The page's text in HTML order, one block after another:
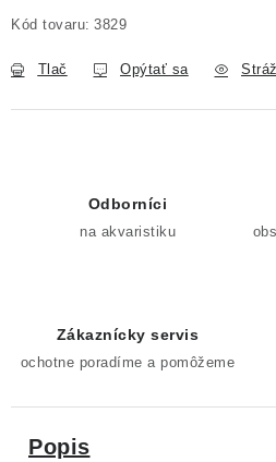
Kód tovaru: 3829
Tlač Opýtať sa
Odborníci
na akvaristiku
Zákaznícky servis
ochotne poradíme a pomôžeme
Popis